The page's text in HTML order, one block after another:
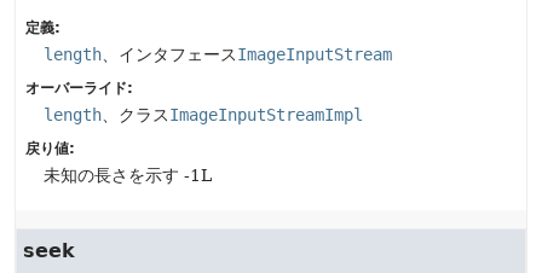
定義:
length 、インタフェースImageInputStream
オーバーライド:
length 、クラスImageInputStreamImpl
戻り値:
未知の長さを示す -1L
seek